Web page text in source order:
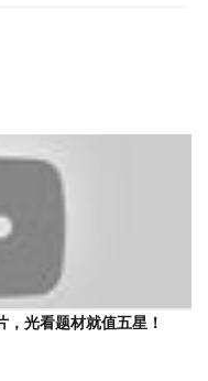
，光看题材就值五星！